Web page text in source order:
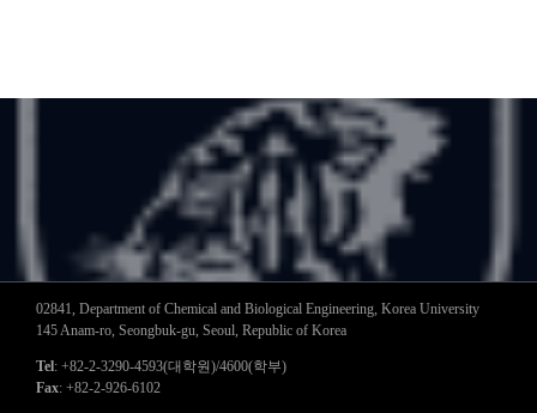
02841, Department of Chemical and Biological Engineering, Korea University
145 Anam-ro, Seongbuk-gu, Seoul, Republic of Korea
Tel: +82-2-3290-4593(대학원)/4600(학부)
Fax: +82-2-926-6102